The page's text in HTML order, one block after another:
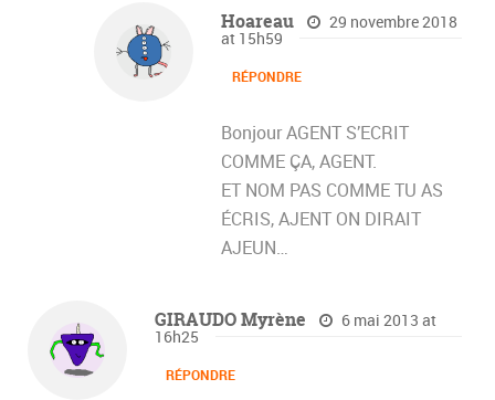
Hoareau 29 novembre 2018
at 15h59
RÉPONDRE
Bonjour AGENT S’ECRIT
COMME ÇA, AGENT.
ET NOM PAS COMME TU AS
ÉCRIS, AJENT ON DIRAIT
AJEUN…
GIRAUDO Myrène 6 mai 2013 at
16h25
RÉPONDRE